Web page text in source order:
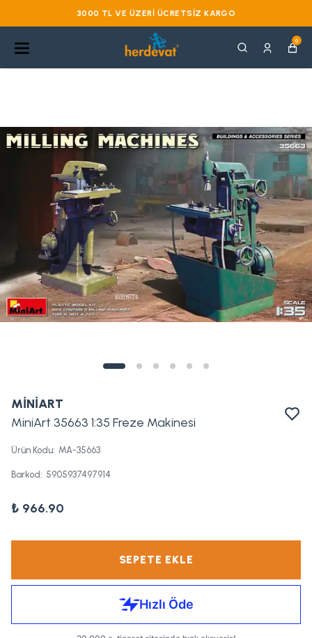
3000 TL VE ÜZERI ÜCRETSIZ KARGO
0
MİNİART
MiniArt 35663 1:35 Freze Makinesi
Ürün Kodu: MA-35663
Barkod: 5905937497914
₺ 966.90
SEPETE EKLE